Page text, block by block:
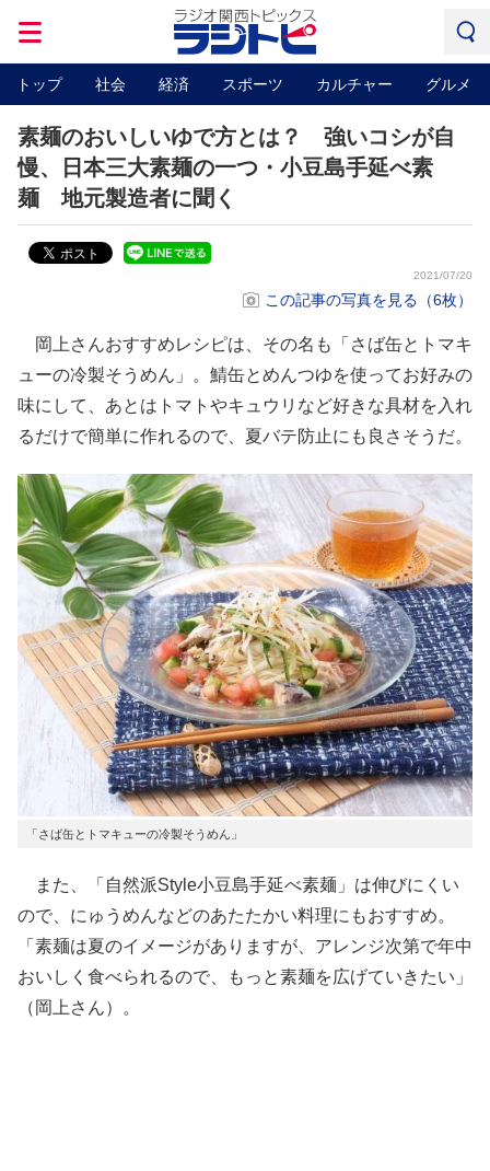
トップ 社会 経済 スポーツ カルチャー グルメ
素麺のおいしいゆで方とは？ 強いコシが自
慢、日本三大素麺の一つ・小豆島手延べ素
麺 地元製造者に聞く
2021/07/20
この記事の写真を見る（6枚）
岡上さんおすすめレシピは、その名も「さば缶とトマキ
ューの冷製そうめん」。鯖缶とめんつゆを使ってお好みの
味にして、あとはトマトやキュウリなど好きな具材を入れ
るだけで簡単に作れるので、夏バテ防止にも良さそうだ。
「さば缶とトマキューの冷製そうめん」
また、「自然派Style小豆島手延べ素麺」は伸びにくい
ので、にゅうめんなどのあたたかい料理にもおすすめ。
「素麺は夏のイメージがありますが、アレンジ次第で年中
おいしく食べられるので、もっと素麺を広げていきたい」
（岡上さん）。